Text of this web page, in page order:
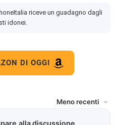
riceve un guadagno dagli
idonei.
DI OGGI